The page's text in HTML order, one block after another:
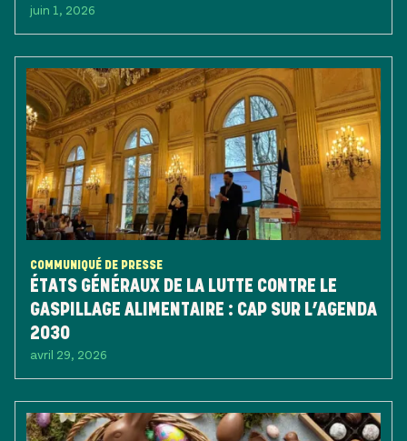
juin 1, 2026
COMMUNIQUÉ DE PRESSE
ÉTATS GÉNÉRAUX DE LA LUTTE CONTRE LE
GASPILLAGE ALIMENTAIRE : CAP SUR L’AGENDA
2030
avril 29, 2026